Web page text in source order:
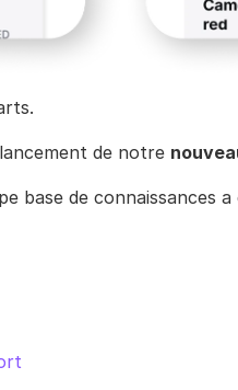
de notre
base de connaissances